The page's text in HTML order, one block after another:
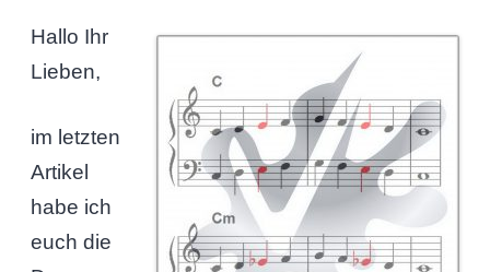
Hallo Ihr
Lieben,
im letzten
Artikel
habe ich
euch die